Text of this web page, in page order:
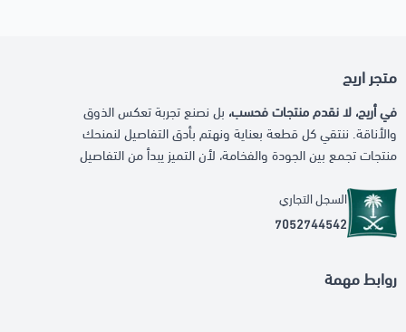
متجر اريج
في أريج، لا نقدم منتجات فحسب، بل نصنع تجربة تعكس الذوق
والأناقة. ننتقي كل قطعة بعناية ونهتم بأدق التفاصيل لنمنحك
منتجات تجمع بين الجودة والفخامة، لأن التميز يبدأ من التفاصيل
السجل التجاري
7052744542
روابط مهمة